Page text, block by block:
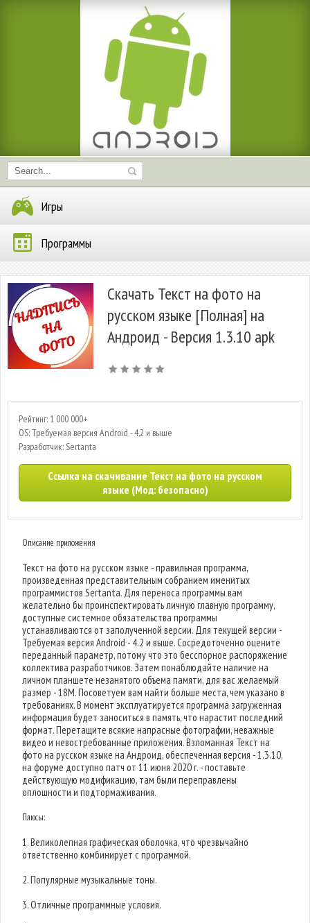
Игры
Программы
Скачать Текст на фото на
русском языке [Полная] на
Андроид - Версия 1.3.10 apk
Рейтинг: 1 000 000+
OS: Требуемая версия Android - 4.2 и выше
Разработчик: Sertanta
Ссылка на скачивание Текст на фото на русском
языке (Мод: безопасно)
Описание приложения
Текст на фото на русском языке - правильная программа,
произведенная представительным собранием именитых
программистов Sertanta. Для переноса программы вам
желательно бы проинспектировать личную главную программу,
доступные системное обязательства программы
устанавливаются от заполученной версии. Для текущей версии -
Требуемая версия Android - 4.2 и выше. Сосредоточенно оцените
переданный параметр, потому что это бесспорное распоряжение
коллектива разработчиков. Затем понаблюдайте наличие на
личном планшете незанятого объема памяти, для вас желаемый
размер - 18M. Посоветуем вам найти больше места, чем указано в
требованиях. В момент эксплуатируется программа загруженная
информация будет заноситься в память, что нарастит последний
формат. Перетащите всякие напрасные фотографии, неважные
видео и невостребованные приложения. Взломанная Текст на
фото на русском языке на Андроид, обеспеченная версия - 1.3.10,
на форуме доступно патч от 11 июня 2020 г. - поставьте
действующую модификацию, там были переправлены
оплошности и подтормаживания.
Плюсы:
1. Великолепная графическая оболочка, что чрезвычайно
ответственно комбинирует с программой.
2. Популярные музыкальные тоны.
3. Отличные программные условия.